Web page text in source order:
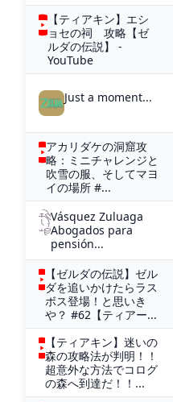
【ティアキン】エシ
ョセの祠 攻略【ゼ
ルダの伝説】 -
YouTube
Just a moment...
アカリダケの洞窟攻
略：ミニチャレンジと
吹雪の服、そしてマヨ
イの場所 #...
Vásquez Zuluaga
Abogados para
pensión...
【ゼルダの伝説】ゼル
ダを追いかけたらラス
ボス登場！と思いき
や？ #62【ティアー...
【ティアキン】迷いの
森の攻略法が判明！！
超意外な方法でコログ
の森へ到達だ！！...